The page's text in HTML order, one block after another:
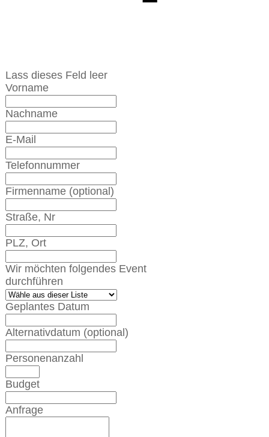
Lass dieses Feld leer
Vorname
Nachname
E-Mail
Telefonnummer
Firmenname (optional)
Straße, Nr
PLZ, Ort
Wir möchten folgendes Event
durchführen
Geplantes Datum
Alternativdatum (optional)
Personenanzahl
Budget
Anfrage